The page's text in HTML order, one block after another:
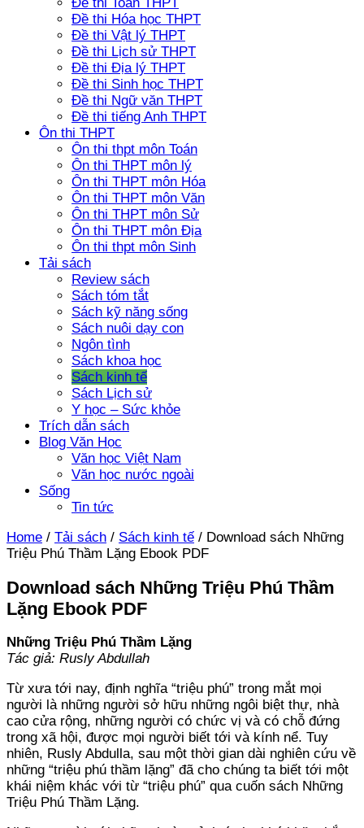
Đề thi Toán THPT
Đề thi Hóa học THPT
Đề thi Vật lý THPT
Đề thi Lịch sử THPT
Đề thi Địa lý THPT
Đề thi Sinh học THPT
Đề thi Ngữ văn THPT
Đề thi tiếng Anh THPT
Ôn thi THPT
Ôn thi thpt môn Toán
Ôn thi THPT môn lý
Ôn thi THPT môn Hóa
Ôn thi THPT môn Văn
Ôn thi THPT môn Sử
Ôn thi THPT môn Địa
Ôn thi thpt môn Sinh
Tải sách
Review sách
Sách tóm tắt
Sách kỹ năng sống
Sách nuôi dạy con
Ngôn tình
Sách khoa học
Sách kinh tế
Sách Lịch sử
Y học – Sức khỏe
Trích dẫn sách
Blog Văn Học
Văn học Việt Nam
Văn học nước ngoài
Sống
Tin tức
Home / Tải sách / Sách kinh tế / Download sách Những
Triệu Phú Thầm Lặng Ebook PDF
Download sách Những Triệu Phú Thầm
Lặng Ebook PDF
Những Triệu Phú Thầm Lặng
Tác giả: Rusly Abdullah
Từ xưa tới nay, định nghĩa “triệu phú” trong mắt mọi
người là những người sở hữu những ngôi biệt thự, nhà
cao cửa rộng, những người có chức vị và có chỗ đứng
trong xã hội, được mọi người biết tới và kính nể. Tuy
nhiên, Rusly Abdulla, sau một thời gian dài nghiên cứu về
những “triệu phú thầm lặng” đã cho chúng ta biết tới một
khái niệm khác với từ “triệu phú” qua cuốn sách Những
Triệu Phú Thầm Lặng.